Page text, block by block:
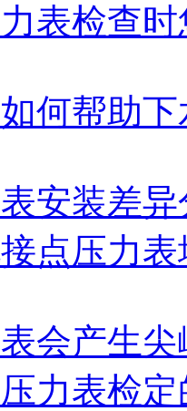
表检查
何帮助
安装差
点压力
会产生
力表检